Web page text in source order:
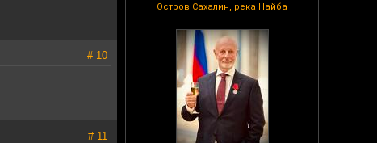
Остров Сахалин, река Найба
# 10
# 11